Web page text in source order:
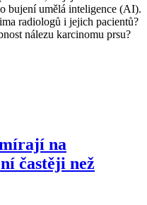
bujení umělá inteligence (AI).
radiologů i jejich pacientů?
nálezu karcinomu prsu?
na
častěji než